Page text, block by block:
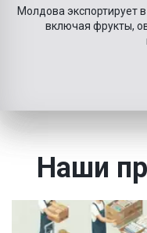
Молдова экспортирует
включая фрукты,
Наши